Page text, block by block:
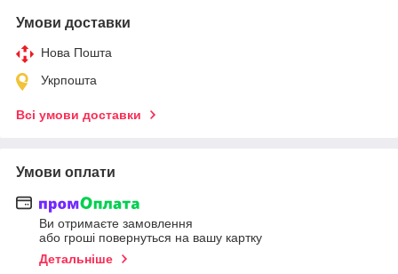
Умови доставки
Нова Пошта
Укрпошта
Всі умови доставки
Умови оплати
Ви отримаєте замовлення
або гроші повернуться на вашу картку
Детальніше